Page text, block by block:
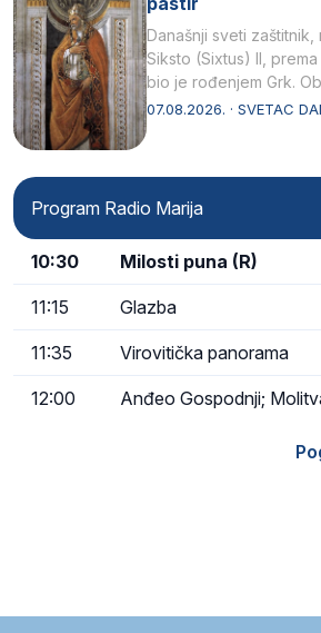
Današnji sveti
Siksto (Sixtus) II,
bio je rođenjem Grk.
afričkim…
07.08.2026. · SVETAC
Program Radio Marija
10:30 Milosti puna (R)
11:15 Glazba
11:35 Virovitička panorama
12:00 Anđeo Gospodnji;